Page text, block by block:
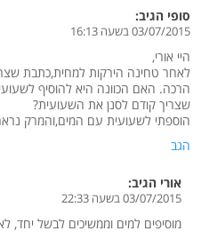
סופי הגיב:
03/07/2015 בשעה 16:13
היי אורי,
לאחר טחינה הירקות למחית,כתבת
הרכה. האם הכוונה היא להוסיף
שצריך קודם לסנן את השעועית?
הוספתי לשעועית עם המים,והמרק
הגב
אורי הגיב:
03/07/2015 בשעה 22:33
מוסיפים למים וממשיכים לבשל יחד,